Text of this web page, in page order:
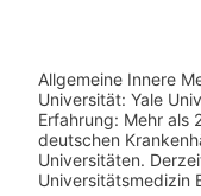
Allgemeine Innere
Universität: Yale
Erfahrung: Mehr als
deutschen
Universitäten.
Universitätsmedizin